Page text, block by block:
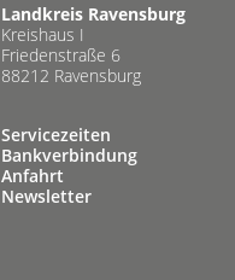
Landkreis Ravensburg
Kreishaus I
Friedenstraße 6
88212 Ravensburg
Servicezeiten
Bankverbindung
Anfahrt
Newsletter